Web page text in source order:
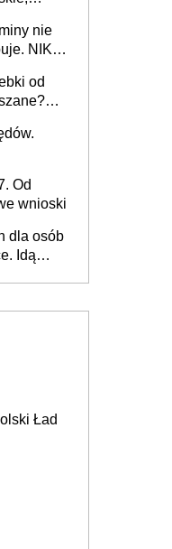
nie
NIK
od
Od
wnioski
dla osób
Idą
Ład